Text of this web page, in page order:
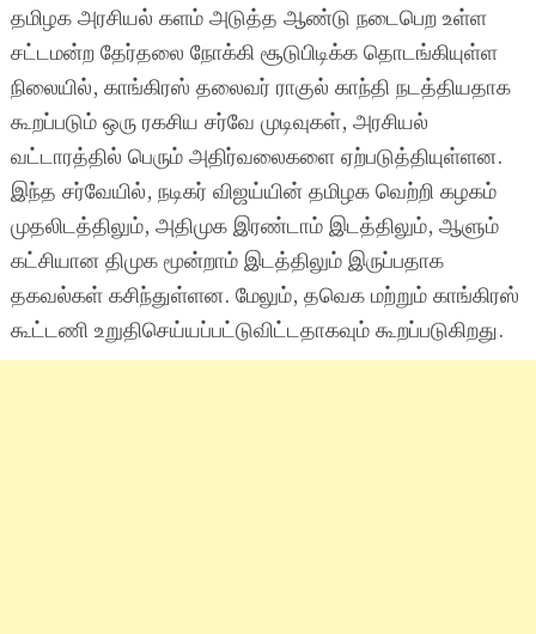
தமிழக அரசியல் களம் அடுத்த ஆண்டு நடைபெற உள்ள
சட்டமன்ற தேர்தலை நோக்கி சூடுபிடிக்க தொடங்கியுள்ள
நிலையில், காங்கிரஸ் தலைவர் ராகுல் காந்தி நடத்தியதாக
கூறப்படும் ஒரு ரகசிய சர்வே முடிவுகள், அரசியல்
வட்டாரத்தில் பெரும் அதிர்வலைகளை ஏற்படுத்தியுள்ளன.
இந்த சர்வேயில், நடிகர் விஜய்யின் தமிழக வெற்றி கழகம்
முதலிடத்திலும், அதிமுக இரண்டாம் இடத்திலும், ஆளும்
கட்சியான திமுக மூன்றாம் இடத்திலும் இருப்பதாக
தகவல்கள் கசிந்துள்ளன. மேலும், தவெக மற்றும் காங்கிரஸ்
கூட்டணி உறுதிசெய்யப்பட்டுவிட்டதாகவும் கூறப்படுகிறது.